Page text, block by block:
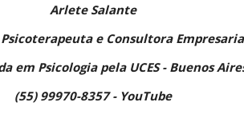
Arlete Salante
Psicoterapeuta e Consultora
em Psicologia pela UCES - Buenos
(55) 99970-8357 - YouTube